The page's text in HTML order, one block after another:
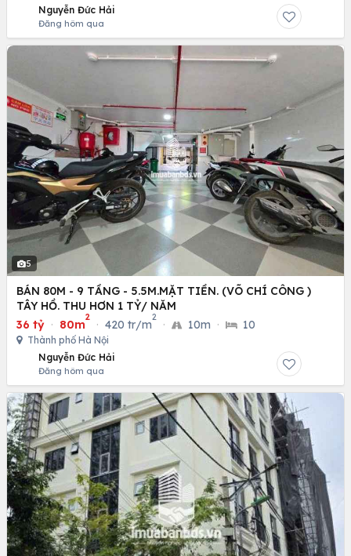
Nguyễn Đức Hải
Đăng hôm qua
5
BÁN 80M - 9 TẦNG - 5.5M.MẶT TIỀN. (VÕ CHÍ CÔNG )
TÂY HỒ. THU HƠN 1 TỶ/ NĂM
36 tỷ · 80m
2
· 420 tr/m
2
· 10m · 10
Thành phố Hà Nội
Nguyễn Đức Hải
Đăng hôm qua